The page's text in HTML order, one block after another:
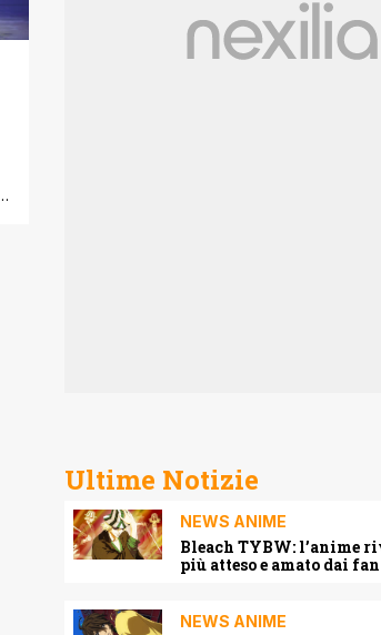
Ultime Notizie
NEWS ANIME
Bleach TYBW: l’anime
più atteso e amato dai fan
NEWS ANIME